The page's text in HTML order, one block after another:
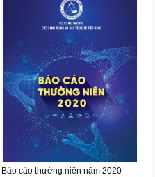
Báo cáo thường niên năm 2020